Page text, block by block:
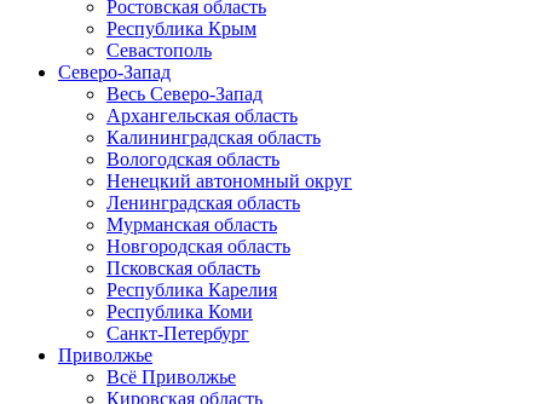
Ростовская область
Республика Крым
Севастополь
Северо-Запад
Весь Северо-Запад
Архангельская область
Калининградская область
Вологодская область
Ненецкий автономный округ
Ленинградская область
Мурманская область
Новгородская область
Псковская область
Республика Карелия
Республика Коми
Санкт-Петербург
Приволжье
Всё Приволжье
Кировская область